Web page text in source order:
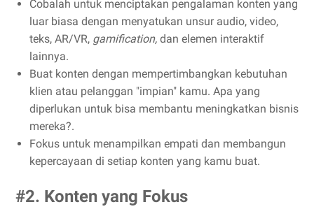
Cobalah untuk menciptakan pengalaman konten yang
luar biasa dengan menyatukan unsur audio, video,
teks, AR/VR, gamification, dan elemen interaktif
lainnya.
Buat konten dengan mempertimbangkan kebutuhan
klien atau pelanggan "impian" kamu. Apa yang
diperlukan untuk bisa membantu meningkatkan bisnis
mereka?.
Fokus untuk menampilkan empati dan membangun
kepercayaan di setiap konten yang kamu buat.
#2. Konten yang Fokus